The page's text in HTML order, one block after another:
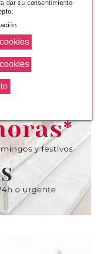
desde
dar su consentimiento